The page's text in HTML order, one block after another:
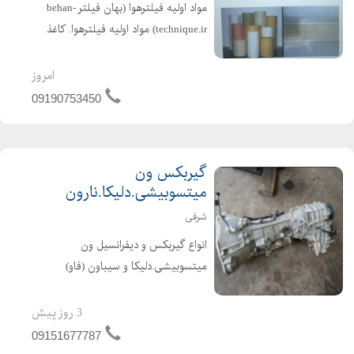
مواد اوليه فيلترهوا (بهان فیلتر behan-
technique.ir) مواد اوليه فيلترهوا. کاغذ
کنيد) کاغذ فيلتر هوا و روغن خودروهاي
سبک و سنگين در اوزان و عرضهاي
امروز
09190753450
گیربکس ون
میتسوبیشی.دلیکا.نارون
شرفی
انواع گیربکس و دیفرانسیل ون
میتسوبیشی.دلیکا و سیباون (فاو)
3 روز پیش
09151677787